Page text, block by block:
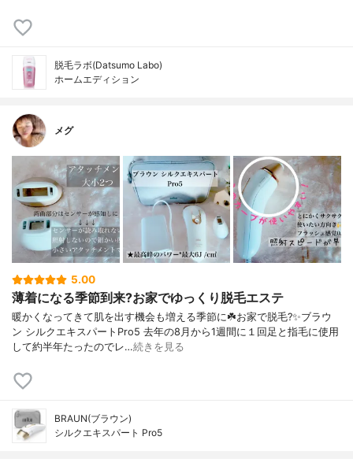
脱毛ラボ(Datsumo Labo)
ホームエディション
メグ
5.00
薄着になる季節到来?お家でゆっくり脱毛エステ
暖かくなってきて肌を出す機会も増える季節に☘️お家で脱毛?✨ブラウ
ン シルクエキスパートPro5 去年の8月から1週間に１回足と指毛に使用
して約半年たったのでレ…続きを見る
BRAUN(ブラウン)
シルクエキスパート Pro5